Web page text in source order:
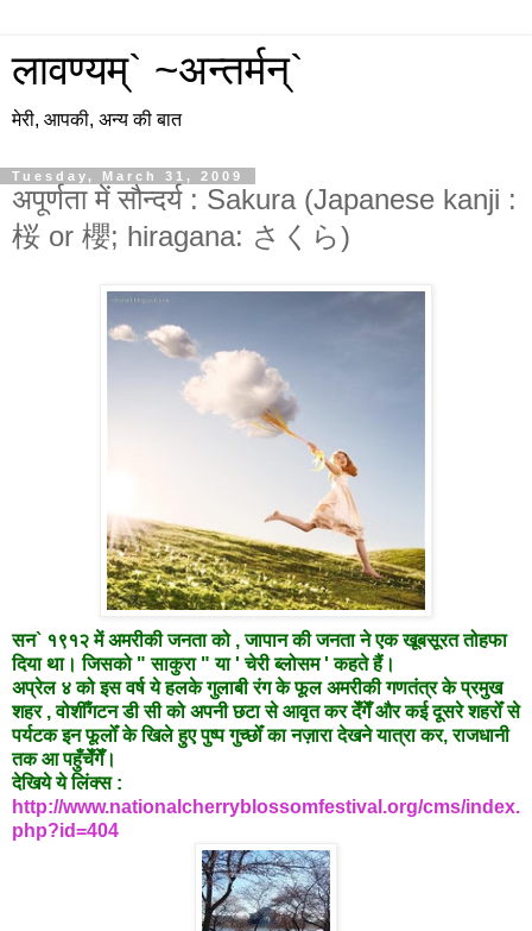
लावण्यम्` ~अन्तर्मन्`
मेरी, आपकी, अन्य की बात
Tuesday, March 31, 2009
अपूर्णता में सौन्दर्य : Sakura (Japanese kanji :
桜 or 櫻; hiragana: さくら)
सन` १९१२ में अमरीकी जनता को , जापान की जनता ने एक खूबसूरत तोहफा
दिया था। जिसको " साकुरा " या ' चेरी ब्लोसम ' कहते हैं।
अप्रेल ४ को इस वर्ष ये हलके गुलाबी रंग के फूल अमरीकी गणतंत्र के प्रमुख
शहर , वोशीँगटन डी सी को अपनी छटा से आवृत कर देँगेँ और कई दूसरे शहरोँ से
पर्यटक इन फूलोँ के खिले हुए पुष्प गुच्छोँ का नज़ारा देखने यात्रा कर, राजधानी
तक आ पहुँचेँगेँ।
देखिये ये लिंक्स :
http://www.nationalcherryblossomfestival.org/cms/index.
php?id=404